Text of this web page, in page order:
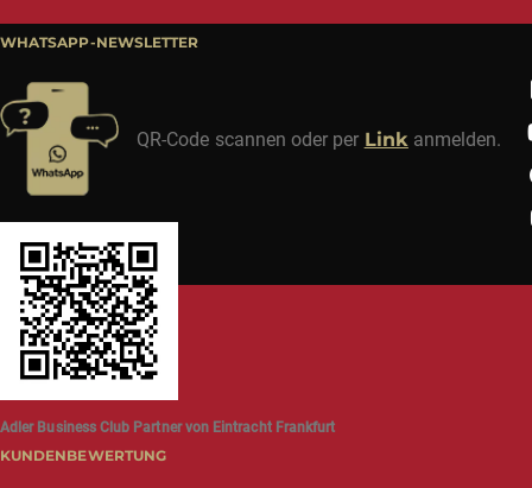
WHATSAPP-NEWSLETTER
QR-Code scannen oder per Linkanmelden.
Adler Business Club Partner von Eintracht Frankfurt
KUNDENBEWERTUNG